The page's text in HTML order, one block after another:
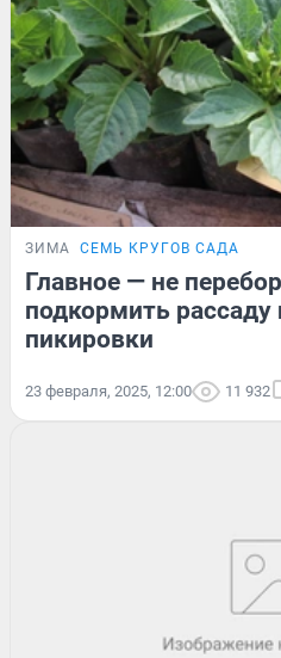
ЗИМА СЕМЬ КРУГОВ САДА
Главное — не
подкормить рассаду
пикировки
23 февраля, 2025, 12:00 11 932